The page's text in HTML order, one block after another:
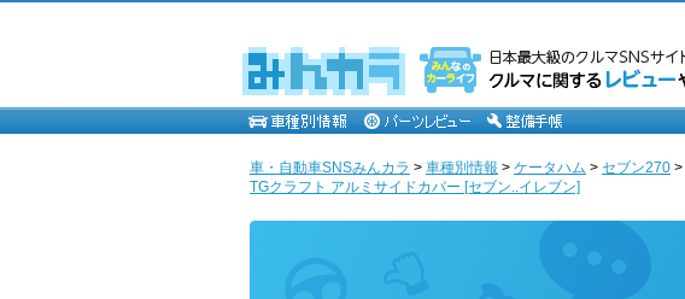
車・自動車SNSみんカラ > 車種別情報 > ケータハム > セブン270 >
TGクラフト アルミサイドカバー [セブン..イレブン]